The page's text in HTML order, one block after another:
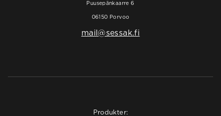
Puusepänkaarre 6
06150 Porvoo
mail@sessak.fi
Produkter: